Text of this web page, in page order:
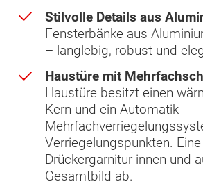
Stilvolle Details aus
Fensterbänke aus
– langlebig, robust und
Haustüre mit
Haustüre besitzt einen
Kern und ein Automatik-
Verriegelungspunkten.
Drückergarnitur innen und
Gesamtbild ab.